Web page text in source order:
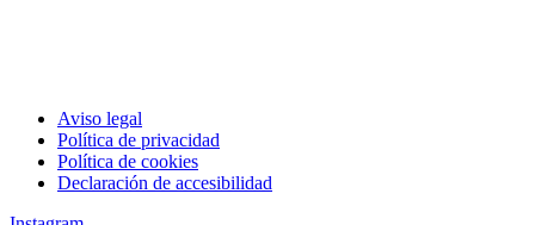
Aviso legal
Política de privacidad
Política de cookies
Declaración de accesibilidad